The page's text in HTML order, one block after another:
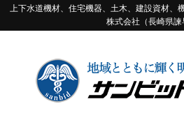
上下水道機材、住宅機器、土木、建設資材
株式会社（長崎県諫